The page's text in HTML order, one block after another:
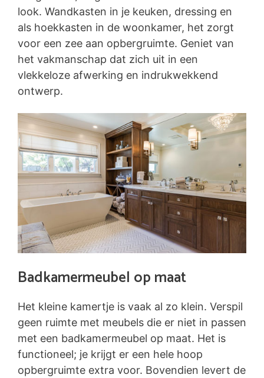
look. Wandkasten in je keuken, dressing en
als hoekkasten in de woonkamer, het zorgt
voor een zee aan opbergruimte. Geniet van
het vakmanschap dat zich uit in een
vlekkeloze afwerking en indrukwekkend
ontwerp.
Badkamermeubel op maat
Het kleine kamertje is vaak al zo klein. Verspil
geen ruimte met meubels die er niet in passen
met een badkamermeubel op maat. Het is
functioneel; je krijgt er een hele hoop
opbergruimte extra voor. Bovendien levert de